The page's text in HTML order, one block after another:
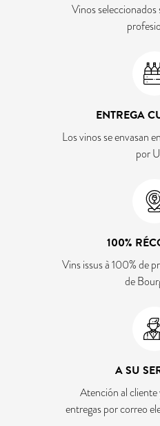
Vinos
ENTREGA
Los vinos se envasan
por
100%
Vins issus à 100% de
de
A SU
Atención al
entregas por correo